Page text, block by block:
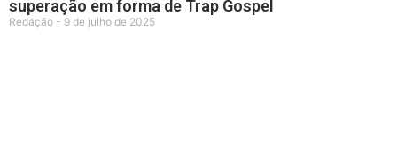
superação em forma de Trap Gospel
Redação 9 de julho de 2025